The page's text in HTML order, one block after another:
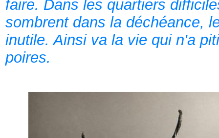
faire. Dans les quartiers
sombrent dans la déchéance,
inutile. Ainsi va la vie qui n'a
poires.